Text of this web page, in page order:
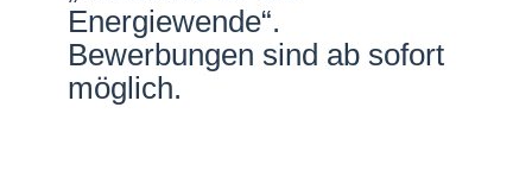
Energiewende“.
Bewerbungen sind ab sofort
möglich.